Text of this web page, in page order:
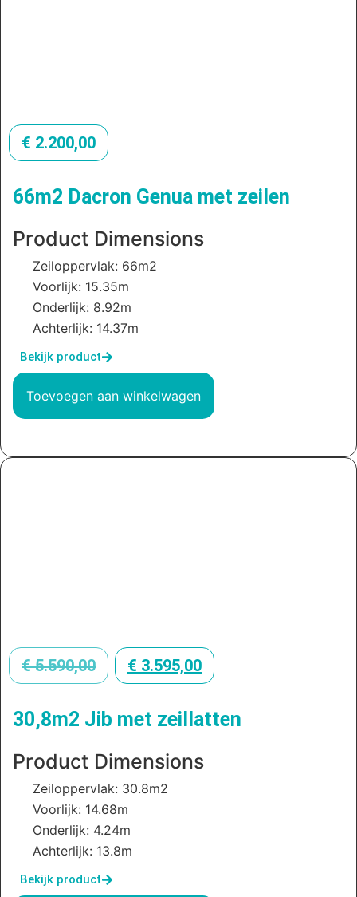
€ 2.200,00
66m2 Dacron Genua met zeilen
Product Dimensions
Zeiloppervlak: 66m2
Voorlijk: 15.35m
Onderlijk: 8.92m
Achterlijk: 14.37m
Bekijk product
Toevoegen aan winkelwagen
€5.590,00 € 3.595,00
30,8m2 Jib met zeillatten
Product Dimensions
Zeiloppervlak: 30.8m2
Voorlijk: 14.68m
Onderlijk: 4.24m
Achterlijk: 13.8m
Bekijk product